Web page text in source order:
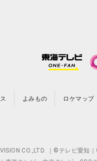
よみもの ロケマップ
CO.,LTD. ｜©テレビ愛